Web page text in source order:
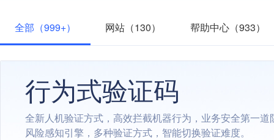
全部（999+） 网站（130） 帮助中心（933）
行为式验证码
全新人机验证方式，高效拦截机器行为，业务安全第一道
风险感知引擎，多种验证方式，智能切换验证难度。